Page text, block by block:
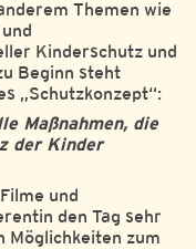
Themen wie
Kinderschutz und
Beginn steht
„Schutzkonzept“:
Maßnahmen, die
der Kinder
und
den Tag sehr
Möglichkeiten zum